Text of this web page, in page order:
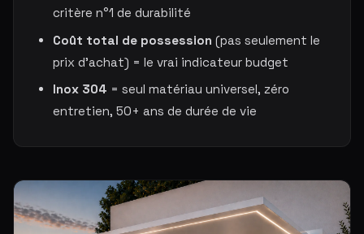
critère n°1 de durabilité
Coût total de possession (pas seulement le
prix d'achat) = le vrai indicateur budget
Inox 304 = seul matériau universel, zéro
entretien, 50+ ans de durée de vie